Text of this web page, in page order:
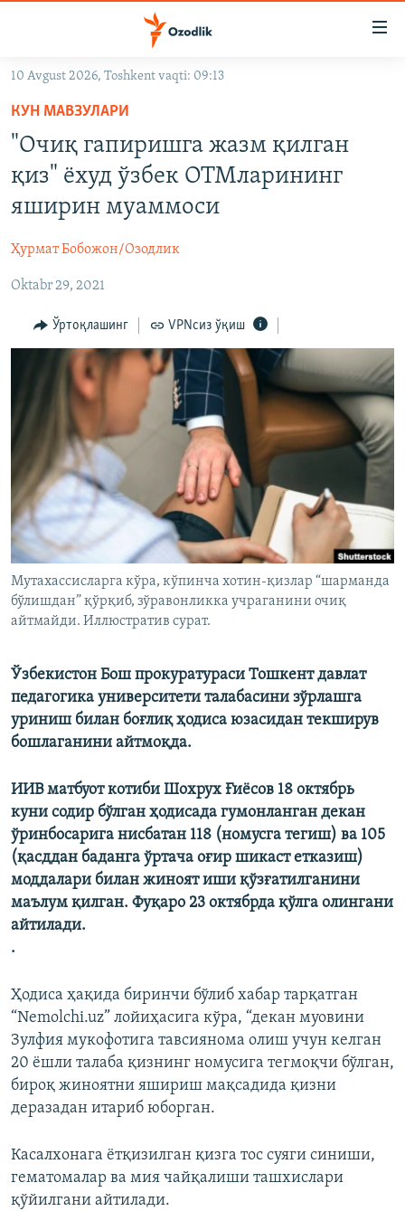
Асосий
навигацияга
ўтинг
Қидиришга
ўтинг
OZODVIDEO
OZODARXIV
На русском
ИЖТИМОИЙ ТАРМОҚЛАР
Озодлик бошқа тилларда
10 Avgust 2026, Toshkent vaqti: 09:13
КУН МАВЗУЛАРИ
"Очиқ гапиришга жазм қилган
қиз" ёхуд ўзбек ОТМларининг
яширин муаммоси
Ҳурмат Бобожон/Озодлик
Oktabr 29, 2021
Ўртоқлашинг VPNсиз ўқиш
Мутахассисларга кўра, кўпинча хотин-қизлар “шарманда
бўлишдан” қўрқиб, зўравонликка учраганини очиқ
айтмайди. Иллюстратив сурат.
Ўзбекистон Бош прокуратураси Тошкент давлат
педагогика университети талабасини зўрлашга
уриниш билан боғлиқ ҳодиса юзасидан текширув
бошлаганини айтмоқда.
ИИВ матбуот котиби Шохрух Ғиёсов 18 октябрь
куни содир бўлган ҳодисада гумонланган декан
ўринбосарига нисбатан 118 (номусга тегиш) ва 105
(қасддан баданга ўртача оғир шикаст етказиш)
моддалари билан жиноят иши қўзғатилганини
маълум қилган. Фуқаро 23 октябрда қўлга олингани
айтилади.
.
Ҳодиса ҳақида биринчи бўлиб хабар тарқатган
“Nemolchi.uz” лойиҳасига кўра, “декан муовини
Зулфия мукофотига тавсиянома олиш учун келган
20 ёшли талаба қизнинг номусига тегмоқчи бўлган,
бироқ жиноятни яшириш мақсадида қизни
деразадан итариб юборган.
Касалхонага ётқизилган қизга тос суяги синиши,
гематомалар ва мия чайқалиши ташхислари
қўйилгани айтилади.